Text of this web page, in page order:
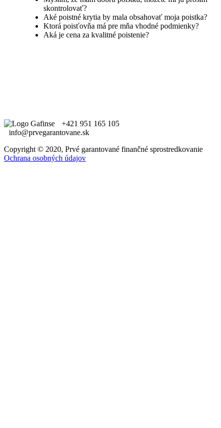
skontrolovať?
Aké poistné krytia by mala obsahovať moja poistka?
Ktorá poisťovňa má pre mňa vhodné podmienky?
Aká je cena za kvalitné poistenie?
+421 951 165 105
info@prvegarantovane.sk
Copyright © 2020, Prvé garantované finančné sprostredkovanie
Ochrana osobných údajov